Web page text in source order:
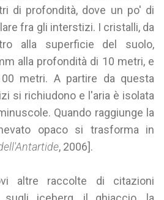
di profondità, dove un po' di
fra gli interstizi. I cristalli, da
alla superficie del suolo,
alla profondità di 10 metri, e
metri. A partire da questa
si richiudono e l'aria è isolata
Quando raggiunge la
opaco si trasforma in
, 2006].
altre raccolte di citazioni